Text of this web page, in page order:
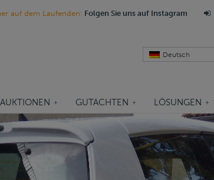
auf dem Laufenden: Folgen Sie uns auf Instagram
Deutsch
AUKTIONEN GUTACHTEN LÖSUNGEN